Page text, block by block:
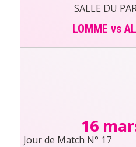
SALLE DU
LOMME vs
16
Jour de Match N° 17